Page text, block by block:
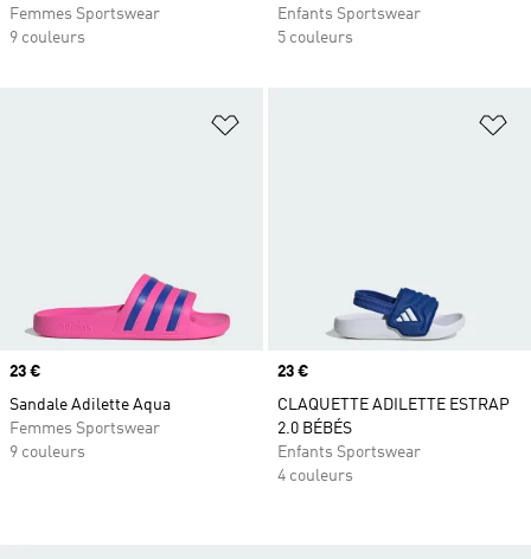
Femmes Sportswear
9 couleurs
Enfants Sportswear
5 couleurs
Ajouter à la Liste de produits
Prix
23 €
Sandale Adilette Aqua
Femmes Sportswear
9 couleurs
Prix
23 €
CLAQUETTE ADILETTE ESTRAP
2.0 BÉBÉS
Enfants Sportswear
4 couleurs